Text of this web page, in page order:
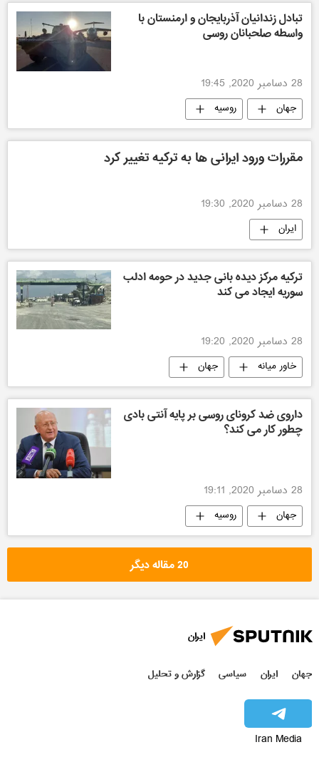
تبادل زندانیان آذربایجان و ارمنستان با
واسطه صلحبانان روسی
28 دسامبر 2020, 19:45
جهان روسیه
مقررات ورود ایرانی‌ ها به ترکیه تغییر کرد
28 دسامبر 2020, 19:30
ایران
ترکیه مرکز دیده ‌بانی جدید در حومه ادلب
سوریه ایجاد می کند
28 دسامبر 2020, 19:20
خاور میانه جهان
داروی ضد کرونای روسی بر پایه آنتی بادی
چطور کار می کند؟
28 دسامبر 2020, 19:11
جهان روسیه
20 مقاله دیگر
ایران
جهان ایران سیاسی گزارش و تحلیل
Iran Media